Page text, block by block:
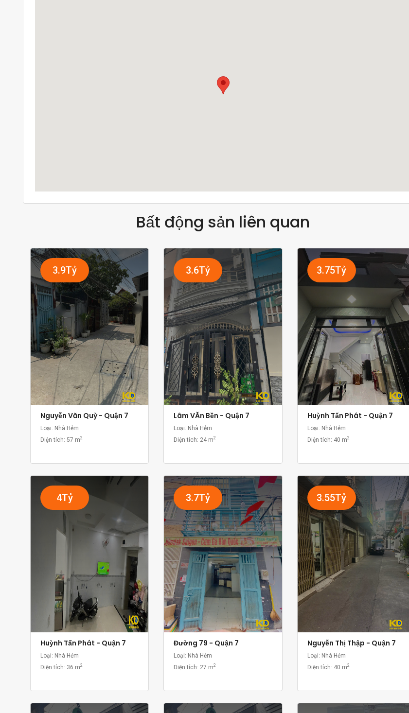
Bất động sản liên quan
3.9Tỷ
Nguyễn Văn Quỳ - Quận 7
Loại: Nhà Hẻm
Diện tích: 57 m2
3.6Tỷ
Lâm VĂn Bền - Quận 7
Loại: Nhà Hẻm
Diện tích: 24 m2
3.75Tỷ
Huỳnh Tấn Phát - Quận 7
Loại: Nhà Hẻm
Diện tích: 40 m2
4Tỷ
Huỳnh Tấn Phát - Quận 7
Loại: Nhà Hẻm
Diện tích: 36 m2
3.7Tỷ
Đường 79 - Quận 7
Loại: Nhà Hẻm
Diện tích: 27 m2
3.55Tỷ
Nguyễn Thị Thập - Quận 7
Loại: Nhà Hẻm
Diện tích: 40 m2